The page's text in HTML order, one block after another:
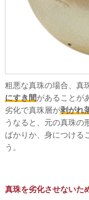
粗悪な真珠の場合、真
にすき間があることが
劣化で真珠層が剥がれ
うなると、元の真珠の
ばかりか、身につける
う。
真珠を劣化させないた